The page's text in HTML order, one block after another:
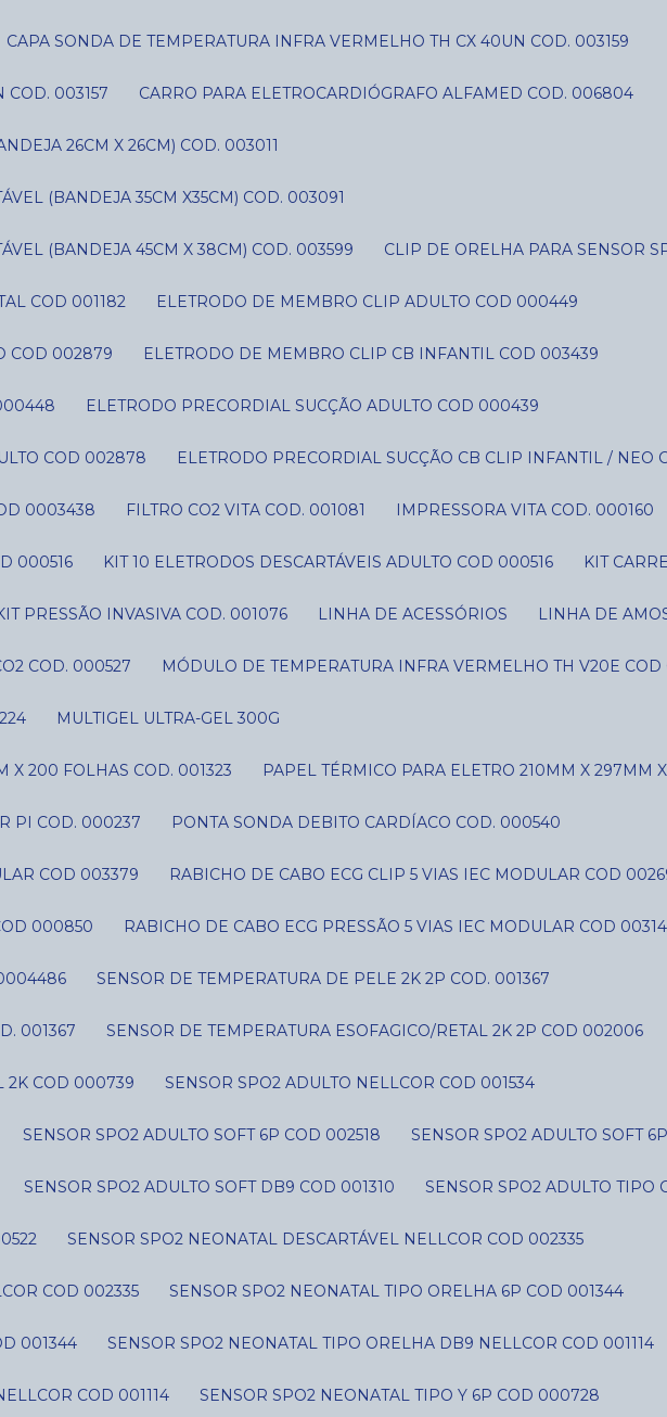
CAPA SONDA DE TEMPERATURA INFRA VERMELHO TH CX 40UN COD. 003159
COD. 003157 CARRO PARA ELETROCARDIÓGRAFO ALFAMED COD. 006804
26CM X 26CM) COD. 003011
(BANDEJA 35CM X35CM) COD. 003091
(BANDEJA 45CM X 38CM) COD. 003599 CLIP DE ORELHA PARA SENSOR
COD 001182 ELETRODO DE MEMBRO CLIP ADULTO COD 000449
COD 002879 ELETRODO DE MEMBRO CLIP CB INFANTIL COD 003439
ELETRODO PRECORDIAL SUCÇÃO ADULTO COD 000439
COD 002878 ELETRODO PRECORDIAL SUCÇÃO CB CLIP INFANTIL / NEO
0003438 FILTRO CO2 VITA COD. 001081 IMPRESSORA VITA COD. 000160
000516 KIT 10 ELETRODOS DESCARTÁVEIS ADULTO COD 000516 KIT
KIT PRESSÃO INVASIVA COD. 001076 LINHA DE ACESSÓRIOS LINHA DE
COD. 000527 MÓDULO DE TEMPERATURA INFRA VERMELHO TH V20E COD
MULTIGEL ULTRA-GEL 300G
X 200 FOLHAS COD. 001323 PAPEL TÉRMICO PARA ELETRO 210MM X 297MM
PI COD. 000237 PONTA SONDA DEBITO CARDÍACO COD. 000540
COD 003379 RABICHO DE CABO ECG CLIP 5 VIAS IEC MODULAR COD
000850 RABICHO DE CABO ECG PRESSÃO 5 VIAS IEC MODULAR COD
SENSOR DE TEMPERATURA DE PELE 2K 2P COD. 001367
001367 SENSOR DE TEMPERATURA ESOFAGICO/RETAL 2K 2P COD 002006
2K COD 000739 SENSOR SPO2 ADULTO NELLCOR COD 001534
SENSOR SPO2 ADULTO SOFT 6P COD 002518 SENSOR SPO2 ADULTO SOFT
SENSOR SPO2 ADULTO SOFT DB9 COD 001310 SENSOR SPO2 ADULTO
SENSOR SPO2 NEONATAL DESCARTÁVEL NELLCOR COD 002335
COD 002335 SENSOR SPO2 NEONATAL TIPO ORELHA 6P COD 001344
001344 SENSOR SPO2 NEONATAL TIPO ORELHA DB9 NELLCOR COD 001114
COD 001114 SENSOR SPO2 NEONATAL TIPO Y 6P COD 000728